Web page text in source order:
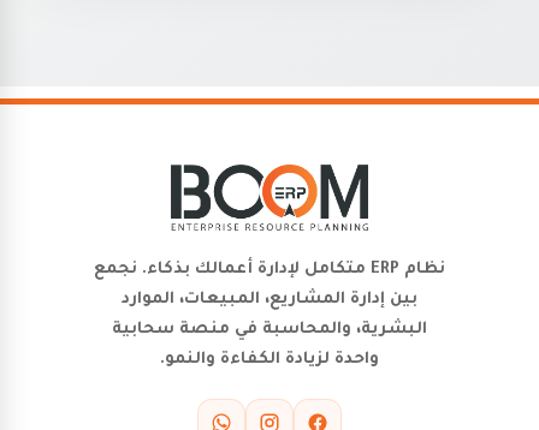
نظام ERP متكامل لإدارة أعمالك بذكاء. نجمع
بين إدارة المشاريع، المبيعات، الموارد
البشرية، والمحاسبة في منصة سحابية
واحدة لزيادة الكفاءة والنمو.